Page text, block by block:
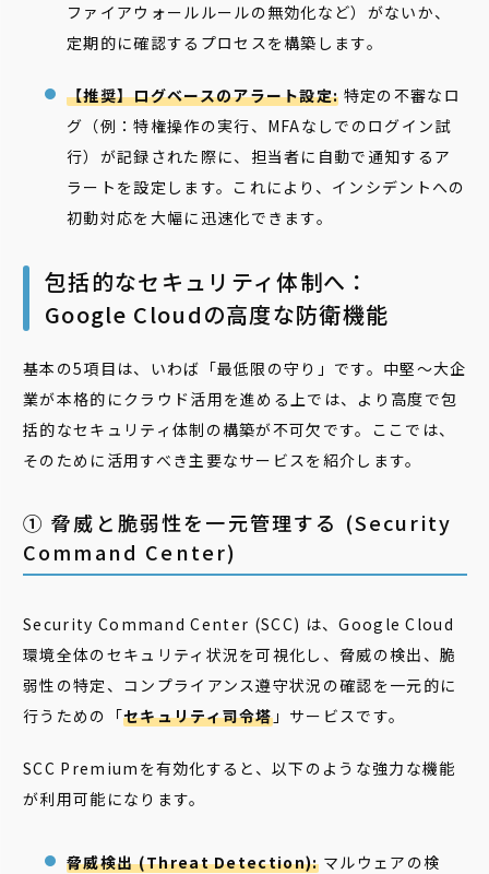
ファイアウォールルールの無効化など）がないか、
定期的に確認するプロセスを構築します。
【推奨】ログベースのアラート設定: 特定の不審なロ
グ（例：特権操作の実行、MFAなしでのログイン試
行）が記録された際に、担当者に自動で通知するア
ラートを設定します。これにより、インシデントへの
初動対応を大幅に迅速化できます。
包括的なセキュリティ体制へ：
Google Cloudの高度な防衛機能
基本の5項目は、いわば「最低限の守り」です。中堅〜大企
業が本格的にクラウド活用を進める上では、より高度で包
括的なセキュリティ体制の構築が不可欠です。ここでは、
そのために活用すべき主要なサービスを紹介します。
① 脅威と脆弱性を一元管理する (Security
Command Center)
Security Command Center (SCC) は、Google Cloud
環境全体のセキュリティ状況を可視化し、脅威の検出、脆
弱性の特定、コンプライアンス遵守状況の確認を一元的に
行うための「セキュリティ司令塔」サービスです。
SCC Premiumを有効化すると、以下のような強力な機能
が利用可能になります。
脅威検出 (Threat Detection):マルウェアの検